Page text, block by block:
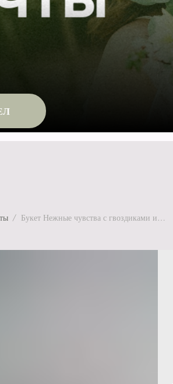
Букет Нежные чувства с гвоздиками и эустомой S